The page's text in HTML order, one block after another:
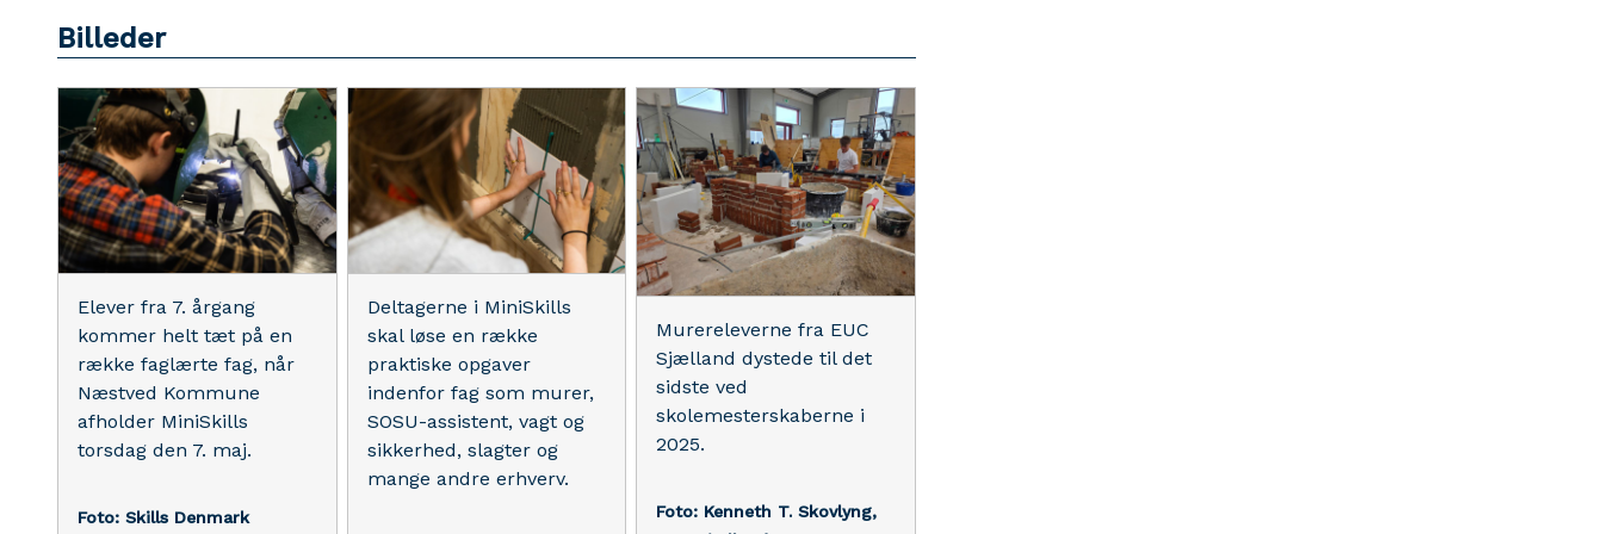
Billeder
Elever fra 7. årgang
kommer helt tæt på en
række faglærte fag, når
Næstved Kommune
afholder MiniSkills
torsdag den 7. maj.
Foto: Skills Denmark
Deltagerne i MiniSkills
skal løse en række
praktiske opgaver
indenfor fag som murer,
SOSU-assistent, vagt og
sikkerhed, slagter og
mange andre erhverv.
Murereleverne fra EUC
Sjælland dystede til det
sidste ved
skolemesterskaberne i
2025.
Foto: Kenneth T. Skovlyng,